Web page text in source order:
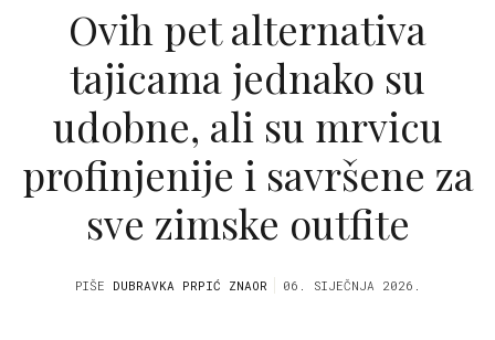
Ovih pet alternativa
tajicama jednako su
udobne, ali su mrvicu
profinjenije i savršene za
sve zimske outfite
PIŠE DUBRAVKA PRPIĆ ZNAOR 06. SIJEČNJA 2026.